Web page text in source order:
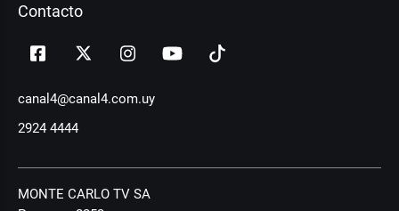
Contacto
canal4@canal4.com.uy
2924 4444
MONTE CARLO TV SA